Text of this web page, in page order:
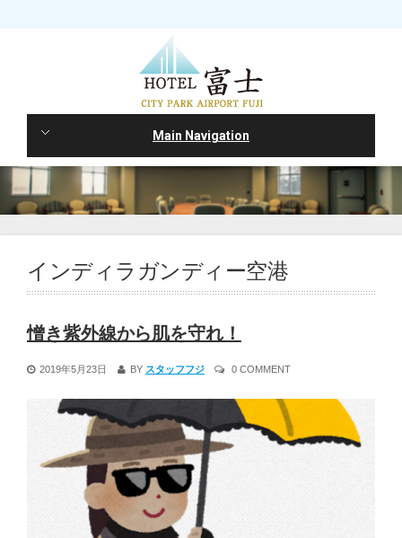
Main Navigation
インディラガンディー空港
憎き紫外線から肌を守れ！
2019年5月23日 BY スタッフフジ 0 COMMENT